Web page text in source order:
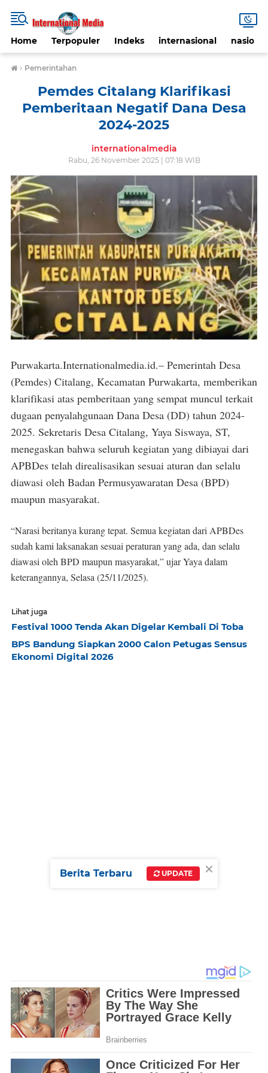
Home Terpopuler Indeks internasional nasional
› Pemerintahan
Pemdes Citalang Klarifikasi
Pemberitaan Negatif Dana Desa
2024-2025
internationalmedia
Rabu, 26 November 2025 | 07:18 WIB
Purwakarta.Internationalmedia.id.– Pemerintah Desa
(Pemdes) Citalang, Kecamatan Purwakarta, memberikan
klarifikasi atas pemberitaan yang sempat muncul terkait
dugaan penyalahgunaan Dana Desa (DD) tahun 2024-
2025. Sekretaris Desa Citalang, Yaya Siswaya, ST,
menegaskan bahwa seluruh kegiatan yang dibiayai dari
APBDes telah direalisasikan sesuai aturan dan selalu
diawasi oleh Badan Permusyawaratan Desa (BPD)
maupun masyarakat.
“Narasi beritanya kurang tepat. Semua kegiatan dari APBDes
sudah kami laksanakan sesuai peraturan yang ada, dan selalu
diawasi oleh BPD maupun masyarakat,” ujar Yaya dalam
keterangannya, Selasa (25/11/2025).
Lihat juga
Festival 1000 Tenda Akan Digelar Kembali Di Toba
BPS Bandung Siapkan 2000 Calon Petugas Sensus
Ekonomi Digital 2026
×
Berita Terbaru UPDATE